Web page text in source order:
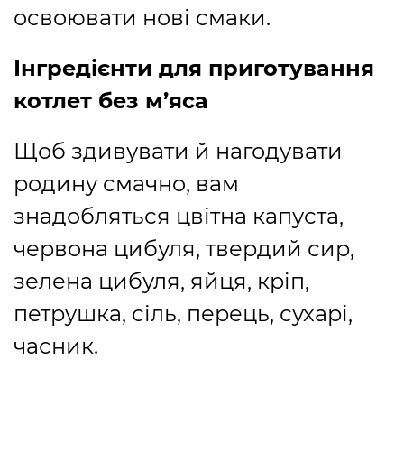
освоювати нові смаки.
Інгредієнти для приготування
котлет без м’яса
Щоб здивувати й нагодувати
родину смачно, вам
знадобляться цвітна капуста,
червона цибуля, твердий сир,
зелена цибуля, яйця, кріп,
петрушка, сіль, перець, сухарі,
часник.